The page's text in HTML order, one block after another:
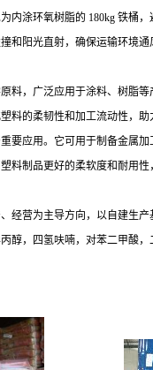
内涂环氧树脂的 180kg 铁桶
和阳光直射，确保运输环境
料，广泛应用于涂料、树脂
料的柔韧性和加工流动性，
要应用。它可用于制备金属
料制品更好的柔软度和耐用
经营为主导方向，以自建生
醇，四氢呋喃，对苯二甲酸